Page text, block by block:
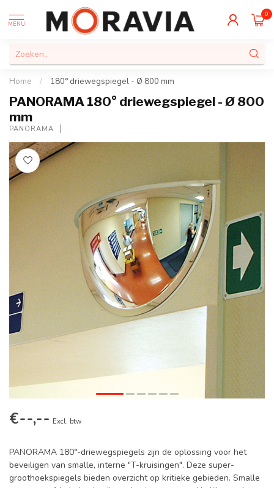
MENU
0
Home / 180° driewegspiegel - Ø 800 mm
PANORAMA 180° driewegspiegel - Ø 800
mm
PANORAMA
€--,-- Excl. btw
PANORAMA 180°-driewegspiegels zijn de oplossing voor het
beveiligen van smalle, interne "T-kruisingen". Deze super-
groothoekspiegels bieden overzicht op kritieke gebieden. Smalle